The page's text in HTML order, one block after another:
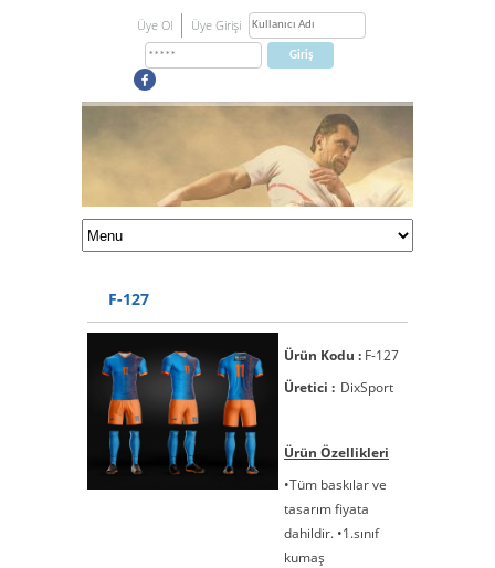
Üye Ol Üye Girişi
F-127
Ürün Kodu : F-127
Üretici : DixSport
Ürün Özellikleri
•Tüm baskılar ve
tasarım fiyata
dahildir. •1.sınıf
kumaş